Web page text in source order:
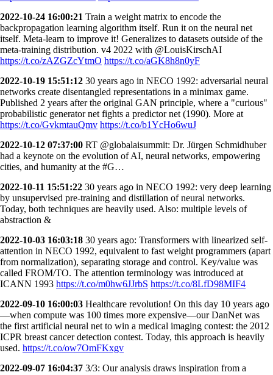
2022-10-24 16:00:21 Train a weight matrix to encode the
backpropagation learning algorithm itself. Run it on the neural net
itself. Meta-learn to improve it! Generalizes to datasets outside of the
meta-training distribution. v4 2022 with @LouisKirschAI
https://t.co/zAZGZcYtmO https://t.co/aGK8h8n0yF
2022-10-19 15:51:12 30 years ago in NECO 1992: adversarial neural
networks create disentangled representations in a minimax game.
Published 2 years after the original GAN principle, where a "curious"
probabilistic generator net fights a predictor net (1990). More at
https://t.co/GvkmtauQmv https://t.co/b1YcHo6wuJ
2022-10-12 07:37:00 RT @globalaisummit: Dr. Jürgen Schmidhuber
had a keynote on the evolution of AI, neural networks, empowering
cities, and humanity at the #G…
2022-10-11 15:51:22 30 years ago in NECO 1992: very deep learning
by unsupervised pre-training and distillation of neural networks.
Today, both techniques are heavily used. Also: multiple levels of
abstraction &
2022-10-03 16:03:18 30 years ago: Transformers with linearized self-
attention in NECO 1992, equivalent to fast weight programmers (apart
from normalization), separating storage and control. Key/value was
called FROM/TO. The attention terminology was introduced at
ICANN 1993 https://t.co/m0hw6JJrbS https://t.co/8LfD98MIF4
2022-09-10 16:00:03 Healthcare revolution! On this day 10 years ago
—when compute was 100 times more expensive—our DanNet was
the first artificial neural net to win a medical imaging contest: the 2012
ICPR breast cancer detection contest. Today, this approach is heavily
used. https://t.co/ow7OmFKxgv
2022-09-07 16:04:37 3/3: Our analysis draws inspiration from a